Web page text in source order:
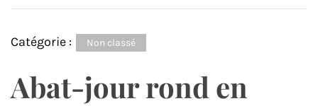
Catégorie : Non classé
Abat-jour rond en